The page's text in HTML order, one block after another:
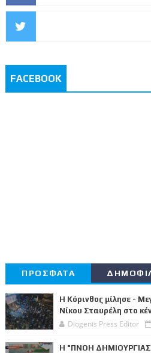
FACEBOOK
ΠΡΟΣΦΑΤΑ
Η Κόρινθος μίλησε -
Νίκου Σταυρέλη στο
Diogenis Press Editor
Η "ΠΝΟΗ